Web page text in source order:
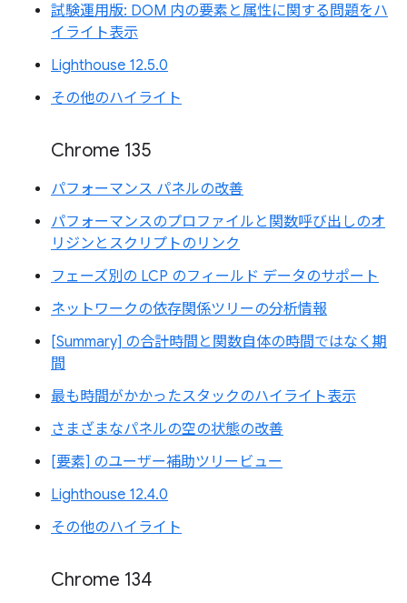
試験運用版: DOM 内の要素と属性に関する問題をハ
イライト表示
Lighthouse 12.5.0
その他のハイライト
Chrome 135
パフォーマンス パネルの改善
パフォーマンスのプロファイルと関数呼び出しのオ
リジンとスクリプトのリンク
フェーズ別の LCP のフィールド データのサポート
ネットワークの依存関係ツリーの分析情報
[Summary] の合計時間と関数自体の時間ではなく期
間
最も時間がかかったスタックのハイライト表示
さまざまなパネルの空の状態の改善
[要素] のユーザー補助ツリービュー
Lighthouse 12.4.0
その他のハイライト
Chrome 134